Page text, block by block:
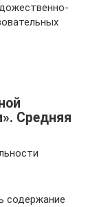
Средняя
содержание